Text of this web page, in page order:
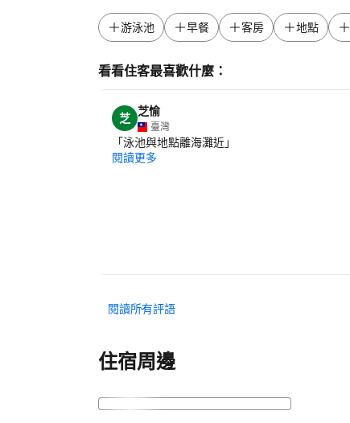
游泳池 早餐 客房 地點
看看住客最喜歡什麼：
芝
芝愉
臺灣
「泳池與地點離海灘近」
閱讀更多
閱讀所有評語
住宿周邊